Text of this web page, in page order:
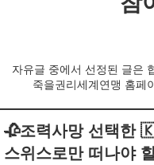
자유글 중에서 선정된 글은
죽을권리세계연맹 홈페
🥀조력사망 선택
스위스로만 떠나야